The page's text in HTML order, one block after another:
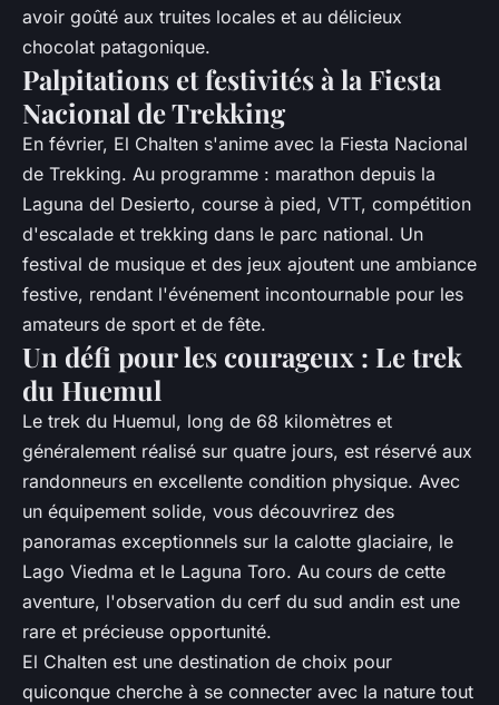
avoir goûté aux truites locales et au délicieux
chocolat patagonique.
Palpitations et festivités à la Fiesta
Nacional de Trekking
En février, El Chalten s'anime avec la Fiesta Nacional
de Trekking. Au programme : marathon depuis la
Laguna del Desierto, course à pied, VTT, compétition
d'escalade et trekking dans le parc national. Un
festival de musique et des jeux ajoutent une ambiance
festive, rendant l'événement incontournable pour les
amateurs de sport et de fête.
Un défi pour les courageux : Le trek
du Huemul
Le trek du Huemul, long de 68 kilomètres et
généralement réalisé sur quatre jours, est réservé aux
randonneurs en excellente condition physique. Avec
un équipement solide, vous découvrirez des
panoramas exceptionnels sur la calotte glaciaire, le
Lago Viedma et le Laguna Toro. Au cours de cette
aventure, l'observation du cerf du sud andin est une
rare et précieuse opportunité.
El Chalten est une destination de choix pour
quiconque cherche à se connecter avec la nature tout